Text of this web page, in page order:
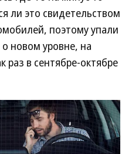
ли это свидетельством
поэтому упали
новом уровне, на
в сентябре-октябре